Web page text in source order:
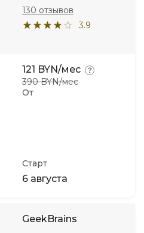
3.9
130 отзывов
От
121 BYN/мес
390 BYN/мес
Старт
6 августа
GeekBrains